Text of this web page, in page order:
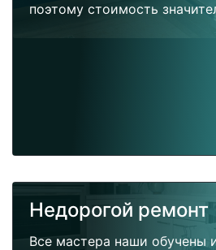
поэтому стоимость
Недорогой ремонт
Все мастера наши обучены